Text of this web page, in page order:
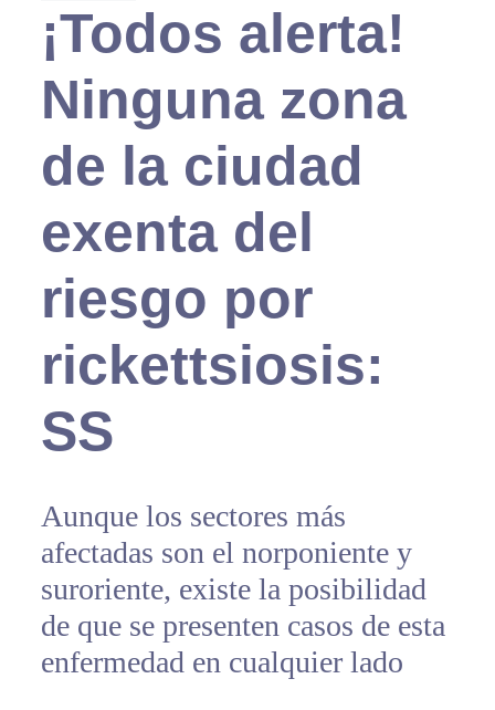
¡Todos alerta!
Ninguna zona
de la ciudad
exenta del
riesgo por
rickettsiosis:
SS
Aunque los sectores más
afectadas son el norponiente y
suroriente, existe la posibilidad
de que se presenten casos de esta
enfermedad en cualquier lado